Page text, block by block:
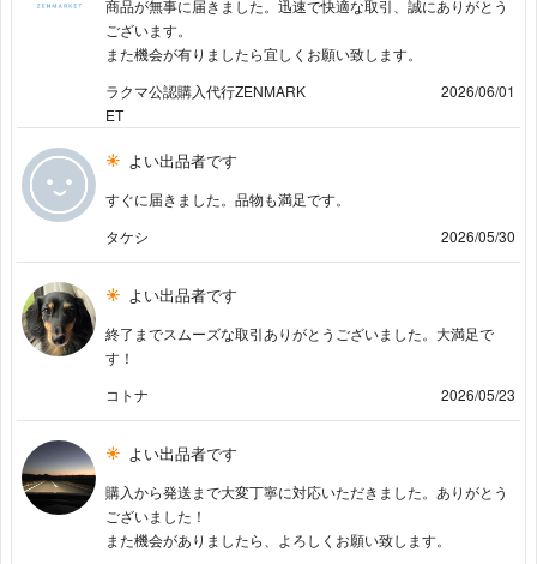
商品が無事に届きました。迅速で快適な取引、誠にありがとう
ございます。
また機会が有りましたら宜しくお願い致します。
ラクマ公認購入代行ZENMARK
ET
2026/06/01
よい出品者です
すぐに届きました。品物も満足です。
タケシ
2026/05/30
よい出品者です
終了までスムーズな取引ありがとうございました。大満足で
す！
コトナ
2026/05/23
よい出品者です
購入から発送まで大変丁寧に対応いただきました。ありがとう
ございました！
また機会がありましたら、よろしくお願い致します。